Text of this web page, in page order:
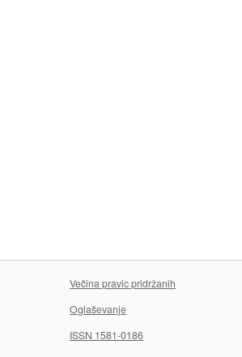
Večina pravic pridržanih
Oglaševanje
ISSN 1581-0186